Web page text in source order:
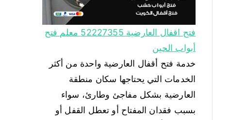
فتح اقفال العارضية 52227355 معلم فتح
أبواب الحين
خدمة فتح أقفال العارضية واحدة من أكثر
الخدمات التي يحتاجها سكان منطقة
العارضية بشكل مفاجئ وطارئ، سواء
بسبب فقدان المفتاح أو تعطل القفل أو